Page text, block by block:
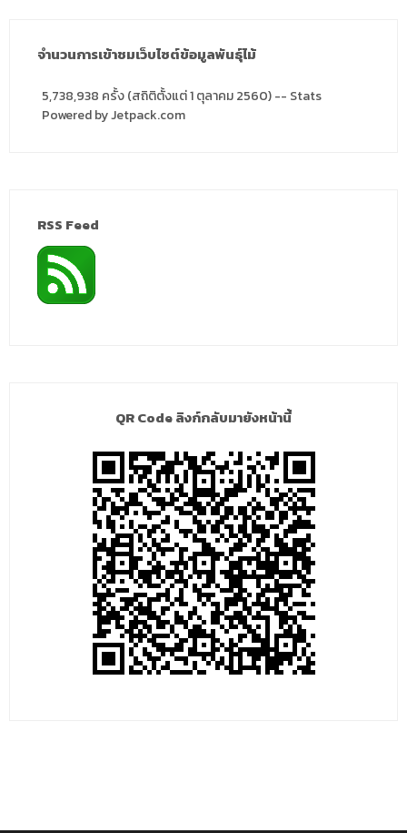
จำนวนการเข้าชมเว็บไซต์ข้อมูลพันธุ์ไม้
5,738,938 ครั้ง (สถิติตั้งแต่ 1 ตุลาคม 2560) -- Stats
Powered by Jetpack.com
RSS Feed
QR Code ลิงก์กลับมายังหน้านี้